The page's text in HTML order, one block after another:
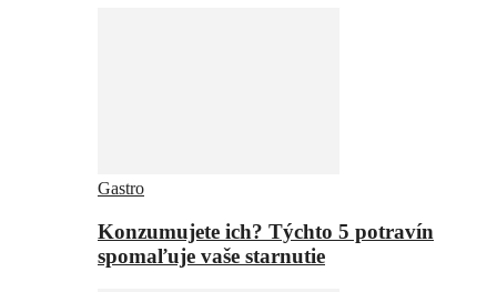
Gastro
Konzumujete ich? Týchto 5 potravín
spomaľuje vaše starnutie